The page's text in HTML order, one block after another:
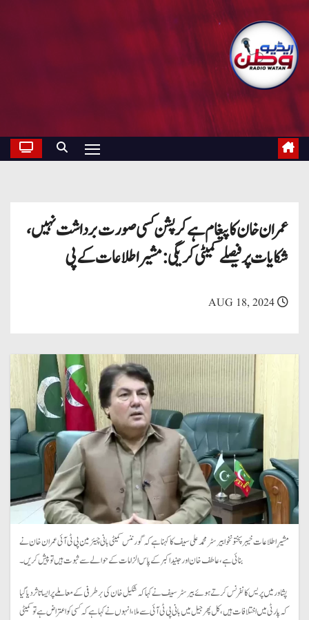
عمران خان کا پیغام ہے کرپشن کسی صورت برداشت نہیں،
شکایات پر فیصلے کمیٹی کریگی: مشیر اطلاعات کے پی
AUG 18, 2024
مشیرِ اطلاعات خیبر پختونخوا بیرسٹر محمد علی سیف کا کہنا ہے کہ گورننس کمیٹی بانی چیئرمین پی ٹی آئی عمران خان نے
بنائی ہے، عاطف خان اور جنید اکبر کے پاس الزامات کے حوالے سے ثبوت ہیں تو پیش کریں۔
پشاور میں پریس کانفرنس کرتے ہوئے بیرسٹر سیف نے کہا کہ شکیل خان کی برطرفی کے معاملے پر ایسا تاثر دیا گیا
کہ پارٹی میں اختلافات ہیں، کل پھر جیل میں بانی پی ٹی آئی سے ملا، انہوں نے کہا ہے کہ کسی کو اعتراض ہے تو کمیٹی